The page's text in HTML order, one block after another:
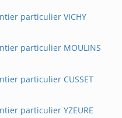
particulier VICHY
particulier MOULINS
particulier CUSSET
particulier YZEURE